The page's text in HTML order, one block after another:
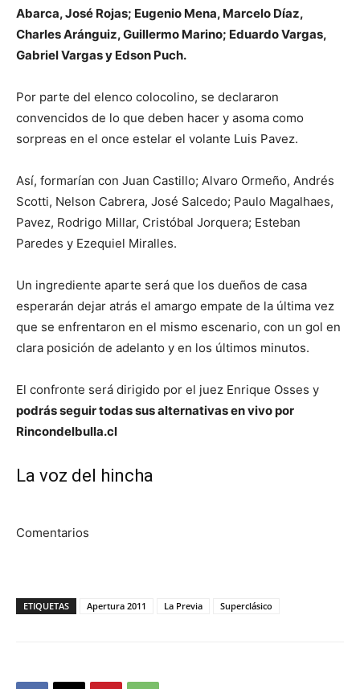
Abarca, José Rojas; Eugenio Mena, Marcelo Díaz,
Charles Aránguiz, Guillermo Marino; Eduardo Vargas,
Gabriel Vargas y Edson Puch.
Por parte del elenco colocolino, se declararon
convencidos de lo que deben hacer y asoma como
sorpreas en el once estelar el volante Luis Pavez.
Así, formarían con Juan Castillo; Alvaro Ormeño, Andrés
Scotti, Nelson Cabrera, José Salcedo; Paulo Magalhaes,
Pavez, Rodrigo Millar, Cristóbal Jorquera; Esteban
Paredes y Ezequiel Miralles.
Un ingrediente aparte será que los dueños de casa
esperarán dejar atrás el amargo empate de la última vez
que se enfrentaron en el mismo escenario, con un gol en
clara posición de adelanto y en los últimos minutos.
El confronte será dirigido por el juez Enrique Osses y
podrás seguir todas sus alternativas en vivo por
Rincondelbulla.cl
La voz del hincha
Comentarios
ETIQUETAS Apertura 2011 La Previa Superclásico